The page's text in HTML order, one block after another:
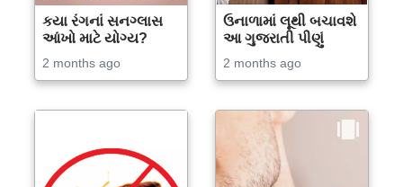
કયા રંગનાં સનગ્લાસ
આંખો માટે યોગ્ય?
2 months ago
ઉનાળામાં લૂથી બચાવશે
આ ગુજરાતી પીણું
2 months ago